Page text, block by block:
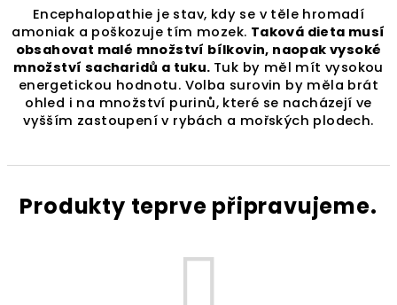
Encephalopathie je stav, kdy se v těle hromadí
amoniak a poškozuje tím mozek. Taková dieta musí
obsahovat malé množství bílkovin, naopak vysoké
množství sacharidů a tuku. Tuk by měl mít vysokou
energetickou hodnotu. Volba surovin by měla brát
ohled i na množství purinů, které se nacházejí ve
vyšším zastoupení v rybách a mořských plodech.
Produkty teprve připravujeme.